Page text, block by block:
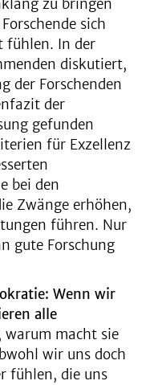
zu bringen
sich
fühlen. In der
diskutiert,
der Forschenden
der
gefunden
für Exzellenz
bei den
Zwänge erhöhen,
führen. Nur
gute Forschung
Wenn wir
alle
macht sie
wir uns doch
fühlen, die uns